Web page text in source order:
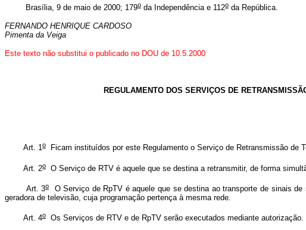
Brasília, 9 de maio de 2000; 179o da Independência e 112o da República.
FERNANDO HENRIQUE CARDOSO
Pimenta da Veiga
Este texto não substitui o publicado no DOU de 10.5.2000
REGULAMENTO DOS SERVIÇOS DE
Art. 1o Ficam instituídos por este Regulamento o Serviço de Retransmissão de
Art. 2o O Serviço de RTV é aquele que se destina a retransmitir, de forma
Art. 3oO Serviço de RpTV é aquele que se destina ao transporte de sinais de
geradora de televisão, cuja programação pertença à mesma rede.
Art. 4o Os Serviços de RTV e de RpTV serão executados mediante autorização.